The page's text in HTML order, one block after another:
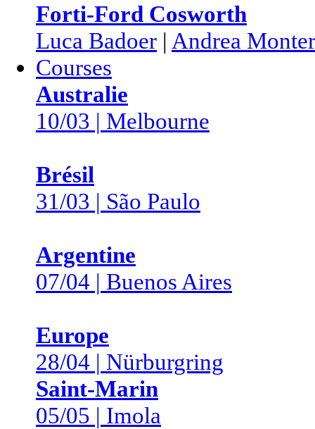
Forti-Ford Cosworth
Luca Badoer | Andrea
Courses
Australie
10/03 | Melbourne
Brésil
31/03 | São Paulo
Argentine
07/04 | Buenos Aires
Europe
28/04 | Nürburgring
Saint-Marin
05/05 | Imola